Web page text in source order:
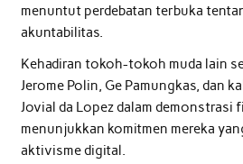
menuntut perdebatan terbuka
akuntabilitas.
Kehadiran tokoh-tokoh muda lain
Jerome Polin, Ge Pamungkas, dan
Jovial da Lopez dalam demonstrasi
menunjukkan komitmen mereka
aktivisme digital.